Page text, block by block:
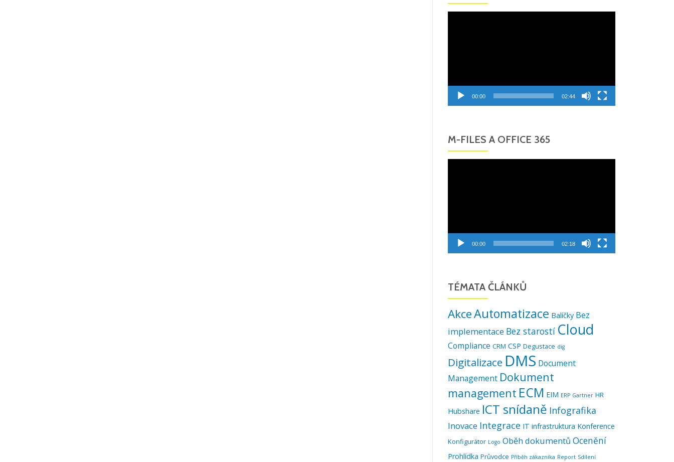
00:00 02:44
M-FILES A OFFICE 365
00:00 02:18
TÉMATA ČLÁNKŮ
AkceAutomatizace Balíčky Bez
implementace Bez starostí Cloud
Compliance CRM CSP Degustace dig
Digitalizace DMS Document
Management Dokument
management ECM EIM ERP Gartner HR
Hubshare ICT snídaně Infografika
Inovace Integrace IT infrastruktura Konference
Konfigurátor Logo Oběh dokumentů Ocenění
Prohlídka Průvodce Příběh zákazníka Report Sdílení